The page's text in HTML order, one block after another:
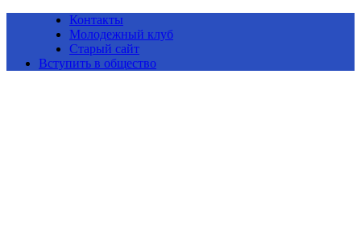
Контакты
Молодежный клуб
Старый сайт
Вступить в общество